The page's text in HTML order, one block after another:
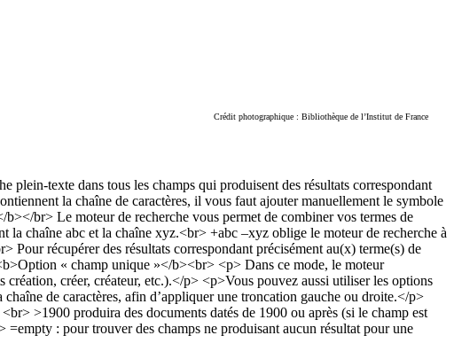
Crédit photographique : Bibliothèque de l’Institut de France